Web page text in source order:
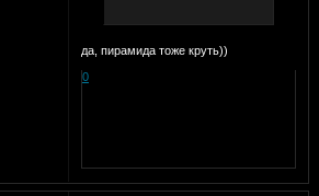
да, пирамида тоже круть))
0